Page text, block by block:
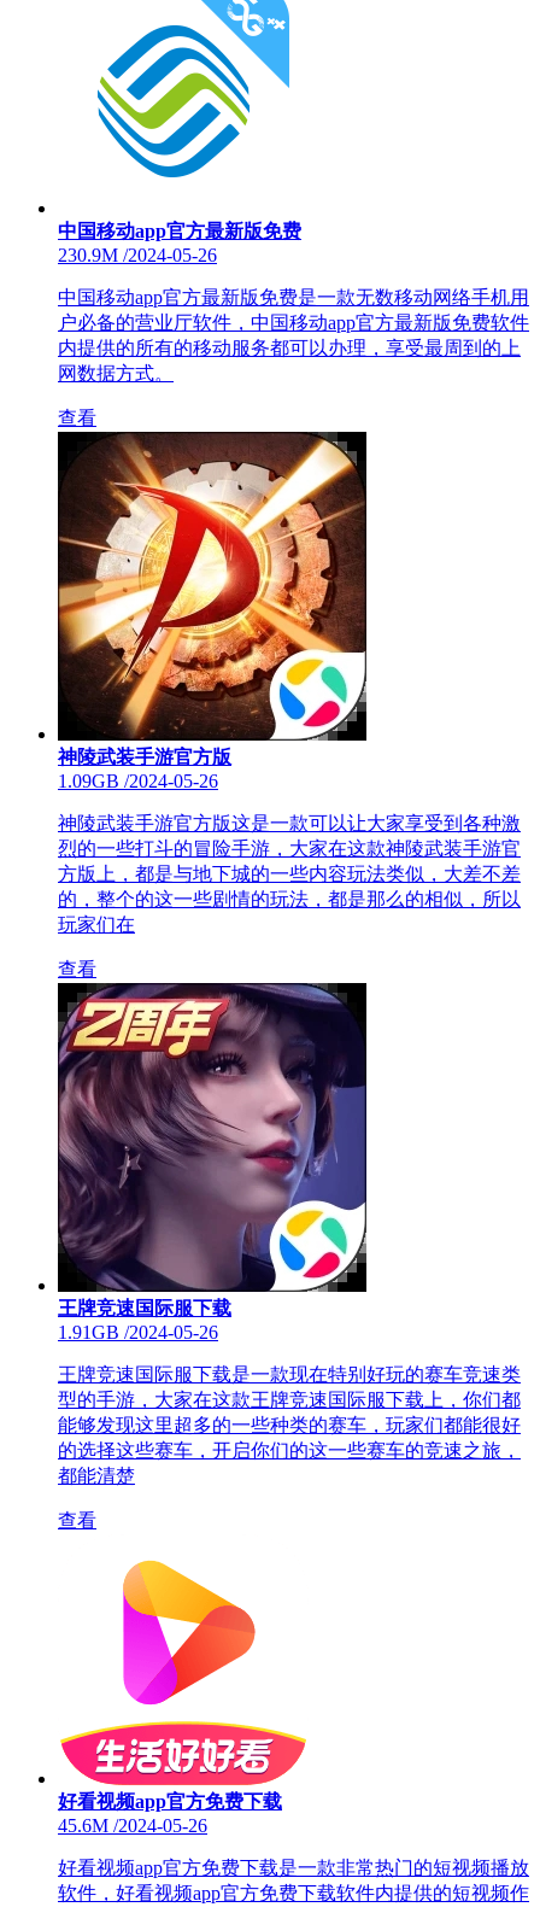
中国移动app官方最新版免费
230.9M /2024-05-26
中国移动app官方最新版免费是一款无数移动网络手机用
户必备的营业厅软件，中国移动app官方最新版免费软件
内提供的所有的移动服务都可以办理，享受最周到的上
网数据方式。
查看
神陵武装手游官方版
1.09GB /2024-05-26
神陵武装手游官方版这是一款可以让大家享受到各种激
烈的一些打斗的冒险手游，大家在这款神陵武装手游官
方版上，都是与地下城的一些内容玩法类似，大差不差
的，整个的这一些剧情的玩法，都是那么的相似，所以
玩家们在
查看
王牌竞速国际服下载
1.91GB /2024-05-26
王牌竞速国际服下载是一款现在特别好玩的赛车竞速类
型的手游，大家在这款王牌竞速国际服下载上，你们都
能够发现这里超多的一些种类的赛车，玩家们都能很好
的选择这些赛车，开启你们的这一些赛车的竞速之旅，
都能清楚
查看
好看视频app官方免费下载
45.6M /2024-05-26
好看视频app官方免费下载是一款非常热门的短视频播放
软件，好看视频app官方免费下载软件内提供的短视频作